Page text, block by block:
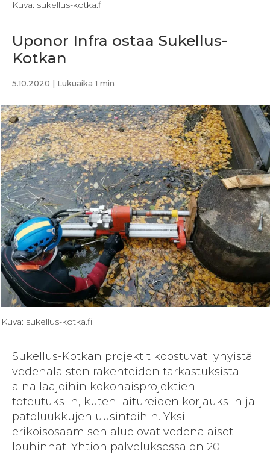
Kuva: sukellus-kotka.fi
Uponor Infra ostaa Sukellus-
Kotkan
5.10.2020 | Lukuaika 1 min
Kuva: sukellus-kotka.fi
Sukellus-Kotkan projektit koostuvat lyhyistä
vedenalaisten rakenteiden tarkastuksista
aina laajoihin kokonaisprojektien
toteutuksiin, kuten laitureiden korjauksiin ja
patoluukkujen uusintoihin. Yksi
erikoisosaamisen alue ovat vedenalaiset
louhinnat. Yhtiön palveluksessa on 20